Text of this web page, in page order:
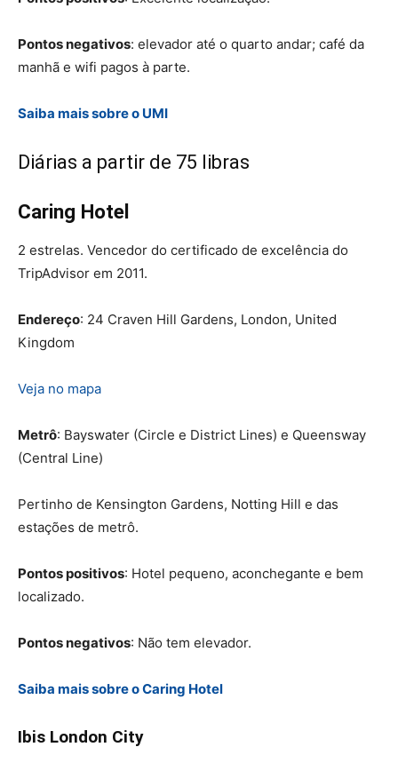
Pontos negativos: elevador até o quarto andar; café da
manhã e wifi pagos à parte.
Saiba mais sobre o UMI
Diárias a partir de 75 libras
Caring Hotel
2 estrelas. Vencedor do certificado de excelência do
TripAdvisor em 2011.
Endereço: 24 Craven Hill Gardens, London, United
Kingdom
Veja no mapa
Metrô: Bayswater (Circle e District Lines) e Queensway
(Central Line)
Pertinho de Kensington Gardens, Notting Hill e das
estações de metrô.
Pontos positivos: Hotel pequeno, aconchegante e bem
localizado.
Pontos negativos: Não tem elevador.
Saiba mais sobre o Caring Hotel
Ibis London City